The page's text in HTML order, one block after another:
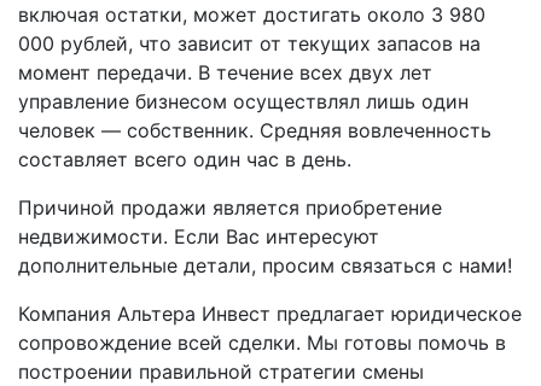
включая остатки, может достигать около 3 980
000 рублей, что зависит от текущих запасов на
момент передачи. В течение всех двух лет
управление бизнесом осуществлял лишь один
человек — собственник. Средняя вовлеченность
составляет всего один час в день.
Причиной продажи является приобретение
недвижимости. Если Вас интересуют
дополнительные детали, просим связаться с нами!
Компания Альтера Инвест предлагает юридическое
сопровождение всей сделки. Мы готовы помочь в
построении правильной стратегии смены